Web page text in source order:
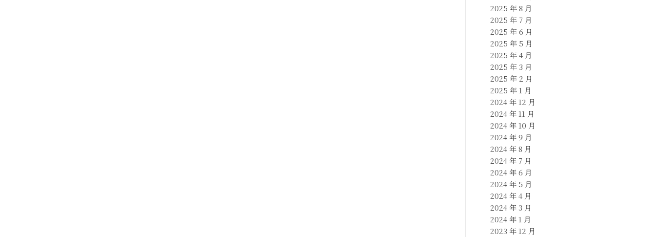
2025 年 8 月
2025 年 7 月
2025 年 6 月
2025 年 5 月
2025 年 4 月
2025 年 3 月
2025 年 2 月
2025 年 1 月
2024 年 12 月
2024 年 11 月
2024 年 10 月
2024 年 9 月
2024 年 8 月
2024 年 7 月
2024 年 6 月
2024 年 5 月
2024 年 4 月
2024 年 3 月
2024 年 1 月
2023 年 12 月